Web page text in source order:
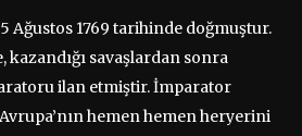
Ağustos 1769 tarihinde doğmuştur.
kazandığı savaşlardan sonra
ilan etmiştir. İmparator
hemen hemen heryerini